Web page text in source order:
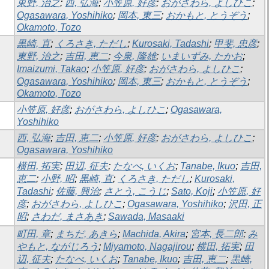
東野, 治之; 西, 弘海; 小笠原, 好彦; おがさわら, よしひこ;
Ogasawara, Yoshihiko; 岡本, 東三; おかもと, とうぞう ;
Okamoto, Tozo
黒崎, 直; くろさき, ただし; Kurosaki, Tadashi; 甲斐, 忠彦;
東野, 治之; 吉田, 恵二; 今泉, 隆雄; いまいずみ, たかお;
Imaizumi, Takao; 小笠原, 好彦; おがさわら, よしひこ;
Ogasawara, Yoshihiko; 岡本, 東三; おかもと, とうぞう ;
Okamoto, Tozo
小笠原, 好彦; おがさわら, よしひこ; Ogasawara,
Yoshihiko
西, 弘海; 吉田, 恵二; 小笠原, 好彦; おがさわら, よしひこ;
Ogasawara, Yoshihiko
横田, 拓実; 田辺, 征夫; たなべ, いくお; Tanabe, Ikuo; 吉田,
恵二; 小野, 昭; 黒崎, 直; くろさき, ただし; Kurosaki,
Tadashi; 佐藤, 興治; さとう, こうじ; Sato, Koji; 小笠原, 好
彦; おがさわら, よしひこ; Ogasawara, Yoshihiko; 沢田, 正
昭; さわだ, まさあき; Sawada, Masaaki
町田, 章; まちだ, あきら; Machida, Akira; 宮本, 長二郎; み
やもと, ながじろう ; Miyamoto, Nagajirou; 横田, 拓実; 田
辺, 征夫; たなべ, いくお; Tanabe, Ikuo; 吉田, 恵二; 黒崎,